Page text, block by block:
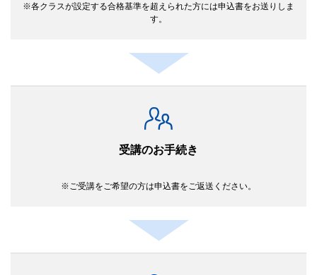
各クラスが設定する合格基準を超えられた方には申込書をお送りしま
す。
受講のお手続き
ご受講をご希望の方は申込書をご返送ください。